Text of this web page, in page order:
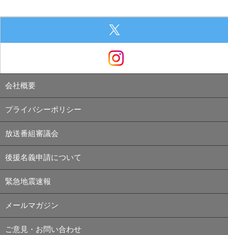
会社概要
プライバシーポリシー
放送番組審議会
後援名義申請について
緊急地震速報
メールマガジン
ご意見・お問い合わせ